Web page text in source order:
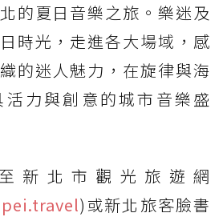
的夏日音樂之旅。樂迷及
時光，走進各大場域，感
的迷人魅力，在旋律與海
力與創意的城市音樂盛
新北市觀光旅遊網
)或新北旅客臉書